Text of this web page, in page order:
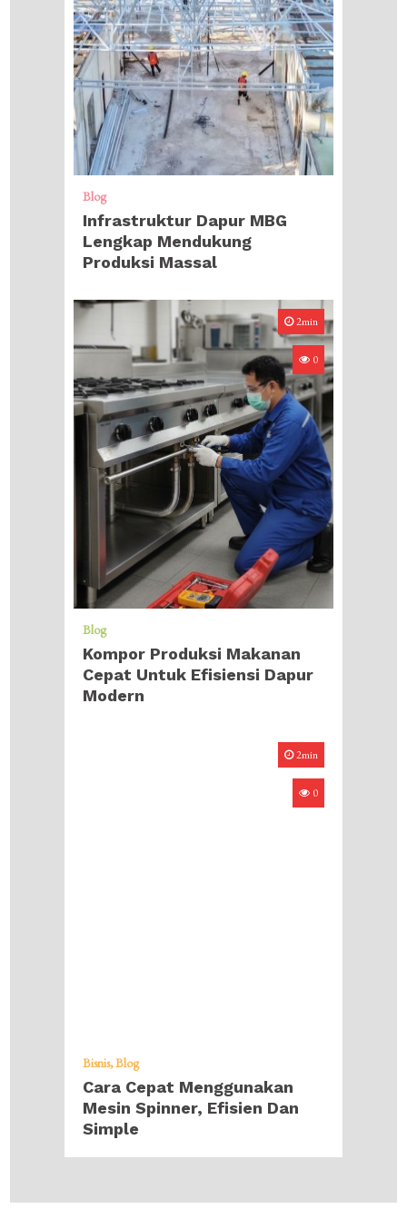
Blog
Infrastruktur Dapur MBG
Lengkap Mendukung
Produksi Massal
2min
0
Blog
Kompor Produksi Makanan
Cepat Untuk Efisiensi Dapur
Modern
2min
0
Bisnis Blog
Cara Cepat Menggunakan
Mesin Spinner, Efisien Dan
Simple